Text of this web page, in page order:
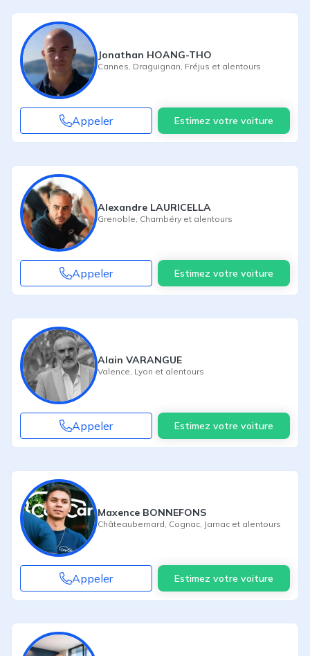
Jonathan HOANG-THO
Cannes Draguignan Fréjus et alentours
Appeler Estimez votre voiture
Alexandre LAURICELLA
Grenoble Chambéry et alentours
Appeler Estimez votre voiture
Alain VARANGUE
Valence Lyon et alentours
Appeler Estimez votre voiture
Maxence BONNEFONS
Châteaubernard Cognac Jarnac et alentours
Appeler Estimez votre voiture